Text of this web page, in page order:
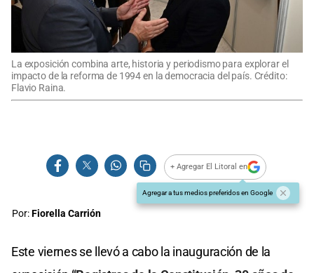
La exposición combina arte, historia y periodismo para explorar el
impacto de la reforma de 1994 en la democracia del país. Crédito:
Flavio Raina.
+ Agregar El Litoral en
Agregar a tus medios preferidos en Google
Por:Fiorella Carrión
Este viernes se llevó a cabo la inauguración de la